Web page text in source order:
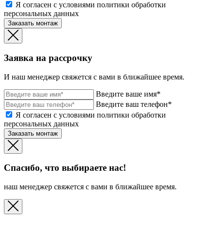
Я согласен с условиями политики обработки
персональных данных
Заказать монтаж
Заявка на рассрочку
И наш менеджер свяжется с вами в ближайшее время.
Введите ваше имя*
Введите ваш телефон*
Я согласен с условиями политики обработки
персональных данных
Заказать монтаж
Спасибо, что выбираете нас!
наш менеджер свяжется с вами в ближайшее время.